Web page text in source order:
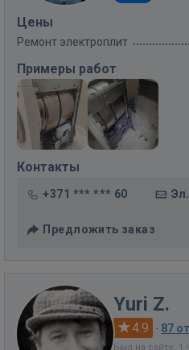
Цены
Ремонт электроплит
Примеры работ
Контакты
+371 *** *** 60
Предложить заказ
Yuri Z.
4.9 · 87
Был на сайте: 1